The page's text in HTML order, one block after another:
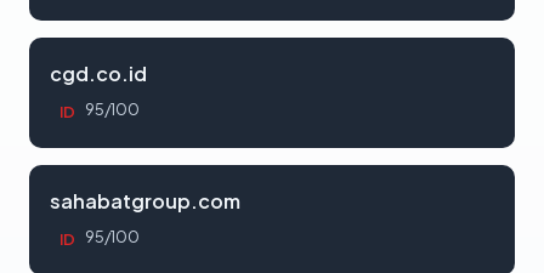
cgd.co.id
ID 95/100
sahabatgroup.com
ID 95/100